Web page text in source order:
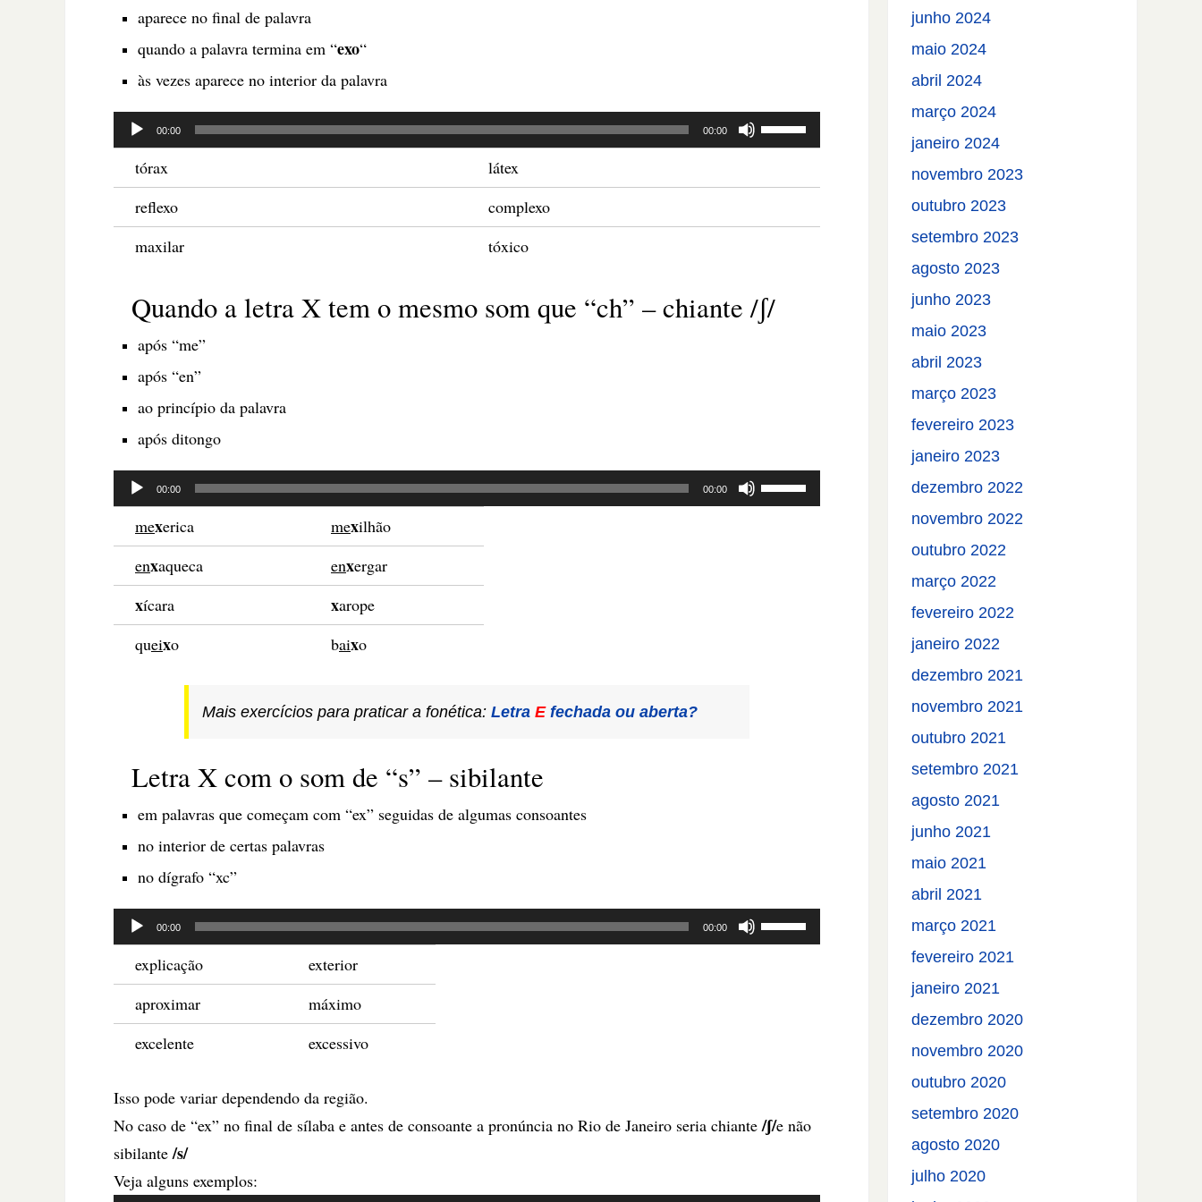
aparece no final de palavra
quando a palavra termina em “exo“
às vezes aparece no interior da palavra
Tocador
de
áudio
00:00 00:00
Use
as
cima
baixo
volume.
tórax
látex
reflexo
complexo
maxilar
tóxico
Quando a letra X tem o mesmo som que “ch” – chiante /ʃ/
após “me”
após “en”
ao princípio da palavra
após ditongo
Tocador
de
áudio
00:00 00:00
Use
as
mexerica mexilhão
enxaqueca enxergar
xícara xarope
queixo baixo
Mais exercícios para praticar a fonética: Letra Efechada ou aberta?
Letra X com o som de “s” – sibilante
em palavras que começam com “ex” seguidas de algumas consoantes
no interior de certas palavras
no dígrafo “xc”
Tocador
de
áudio
00:00 00:00
Use
as
para
explicação
exterior
aproximar
máximo
excelente
excessivo
Isso pode variar dependendo da região.
No caso de “ex” no final de sílaba e antes de consoante a pronúncia no Rio de Janeiro seria chiante/ʃ/e não
sibilante/s/
Veja alguns exemplos:
junho 2024
maio 2024
abril 2024
março 2024
janeiro 2024
novembro 2023
outubro 2023
setembro 2023
agosto 2023
junho 2023
maio 2023
abril 2023
março 2023
fevereiro 2023
janeiro 2023
dezembro 2022
novembro 2022
outubro 2022
março 2022
fevereiro 2022
janeiro 2022
dezembro 2021
novembro 2021
outubro 2021
setembro 2021
agosto 2021
junho 2021
maio 2021
abril 2021
março 2021
fevereiro 2021
janeiro 2021
dezembro 2020
novembro 2020
outubro 2020
setembro 2020
agosto 2020
julho 2020